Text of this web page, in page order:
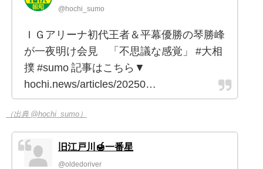
@hochi_sumo
ＩＧアリーナ初代王者＆平幕優勝の琴勝峰
が一夜明け会見 「不思議な感覚」 #大相
撲 #sumo 記事はこちら▼
hochi.news/articles/20250…
（出典 @hochi_sumo）
旧江戸川🍯一番星
@oldedoriver